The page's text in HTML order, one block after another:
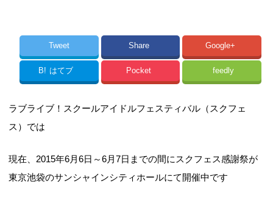
Tweet Share Google+
B! はてブ Pocket feedly
ラブライブ！スクールアイドルフェスティバル（スクフェ
ス）では
現在、2015年6月6日～6月7日までの間にスクフェス感謝祭が
東京池袋のサンシャインシティホールにて開催中です